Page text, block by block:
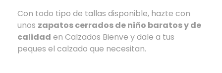
Con todo tipo de tallas disponible, hazte con
unos zapatos cerrados de niño baratos y de
calidad en Calzados Bienve y dale a tus
peques el calzado que necesitan.